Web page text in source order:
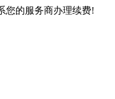
您的服务商办理续费!